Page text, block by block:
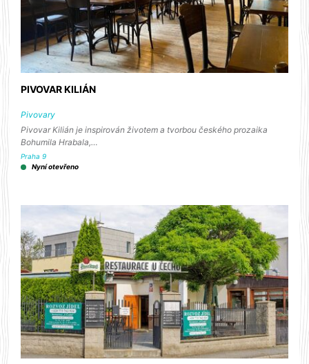
PIVOVAR KILIÁN
Pivovary
Pivovar Kilián je inspirován životem a tvorbou českého prozaika
Bohumila Hrabala,…
Praha 9
Nyní otevřeno